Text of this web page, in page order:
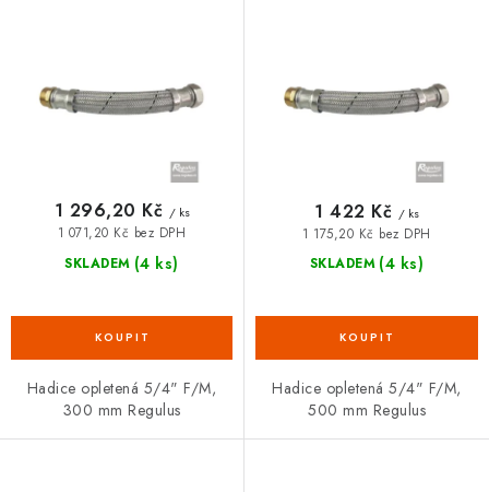
Obchodní podmínky
SKLADEM (4 ks)
1 071,20 Kč bez DPH
1 296,20 Kč / ks
Hadice opletená 5/4" F/M,
300 mm Regulus
SKLADEM (4 ks)
1 175,20 Kč bez DPH
1 422 Kč / ks
Hadice opletená 5/4" F/M,
500 mm Regulus